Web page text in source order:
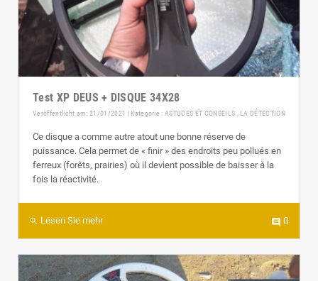
Test XP DEUS + DISQUE 34X28
Veröffentlicht am: 21/01/2021 | Kategorie :ASTUCES ET CONSEILS , LA DÉTECTION
Ce disque a comme autre atout une bonne réserve de
puissance. Cela permet de « finir » des endroits peu pollués en
ferreux (forêts, prairies) où il devient possible de baisser à la
fois la réactivité.
search Lesen Sie mehr comment 0